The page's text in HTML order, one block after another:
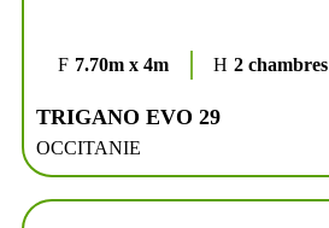
7.70m x 4m 2 chambres
TRIGANO EVO 29
OCCITANIE